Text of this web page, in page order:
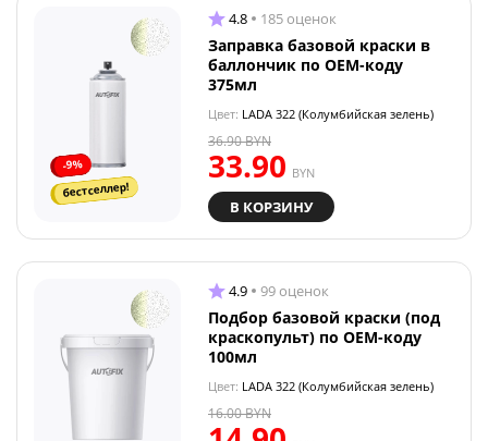
-9%
бестселлер!
4.8 185 оценок
Заправка базовой краски в
баллончик по OEM-коду
375мл
Цвет: LADA 322 (Колумбийская зелень)
33.90 BYN
36.90BYN
В КОРЗИНУ
4.9 99 оценок
Подбор базовой краски (под
краскопульт) по OEM-коду
100мл
Цвет: LADA 322 (Колумбийская зелень)
16.00BYN